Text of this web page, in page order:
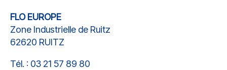
FLO EUROPE
Zone Industrielle de Ruitz
62620 RUITZ
Tél. : 03 21 57 89 80